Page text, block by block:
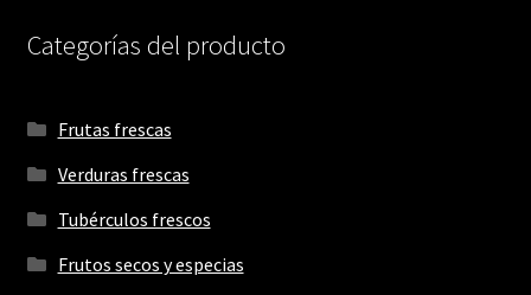
Categorías del producto
Frutas frescas
Verduras frescas
Tubérculos frescos
Frutos secos y especias